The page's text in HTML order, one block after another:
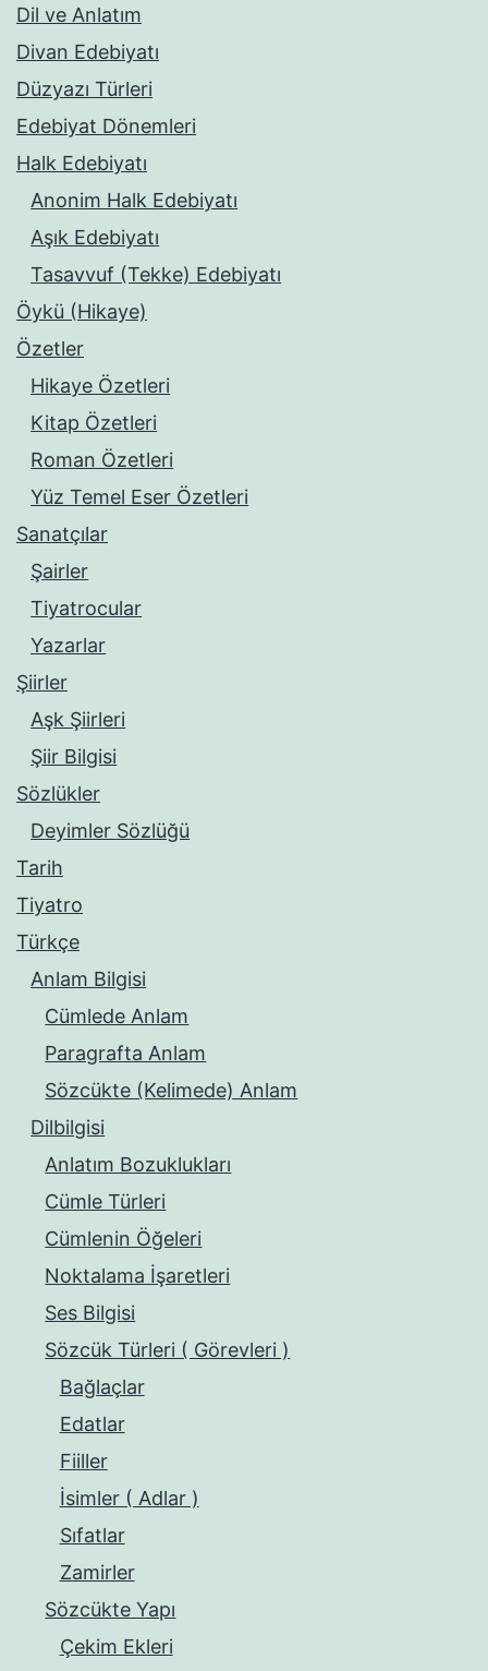
Dil ve Anlatım
Divan Edebiyatı
Düzyazı Türleri
Edebiyat Dönemleri
Halk Edebiyatı
Anonim Halk Edebiyatı
Aşık Edebiyatı
Tasavvuf (Tekke) Edebiyatı
Öykü (Hikaye)
Özetler
Hikaye Özetleri
Kitap Özetleri
Roman Özetleri
Yüz Temel Eser Özetleri
Sanatçılar
Şairler
Tiyatrocular
Yazarlar
Şiirler
Aşk Şiirleri
Şiir Bilgisi
Sözlükler
Deyimler Sözlüğü
Tarih
Tiyatro
Türkçe
Anlam Bilgisi
Cümlede Anlam
Paragrafta Anlam
Sözcükte (Kelimede) Anlam
Dilbilgisi
Anlatım Bozuklukları
Cümle Türleri
Cümlenin Öğeleri
Noktalama İşaretleri
Ses Bilgisi
Sözcük Türleri ( Görevleri )
Bağlaçlar
Edatlar
Fiiller
İsimler ( Adlar )
Sıfatlar
Zamirler
Sözcükte Yapı
Çekim Ekleri